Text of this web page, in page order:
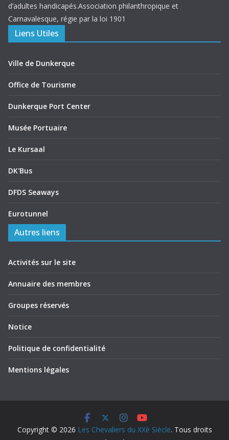
d’adultes handicapés.Association philanthropique et
Carnavalesque, régie par la loi 1901
Liens Utiles
Ville de Dunkerque
Office de Tourisme
Dunkerque Port Center
Musée Portuaire
Le Kursaal
DK'Bus
DFDS Seaways
Eurotunnel
Autres liens
Activités sur le site
Annuaire des membres
Groupes réservés
Notice
Politique de confidentialité
Mentions légales
Copyright © 2026 Les Chevaliers du XXè Siècle. Tous droits